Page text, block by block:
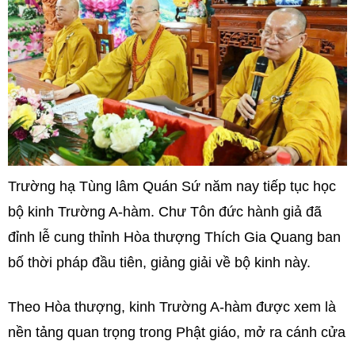
Trường hạ Tùng lâm Quán Sứ năm nay tiếp tục học
bộ kinh Trường A-hàm. Chư Tôn đức hành giả đã
đỉnh lễ cung thỉnh Hòa thượng Thích Gia Quang ban
bố thời pháp đầu tiên, giảng giải về bộ kinh này.
Theo Hòa thượng, kinh Trường A-hàm được xem là
nền tảng quan trọng trong Phật giáo, mở ra cánh cửa